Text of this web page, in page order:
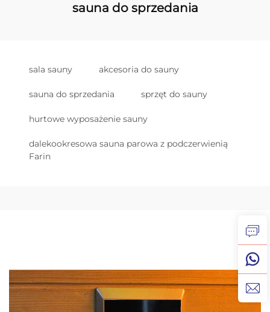
sauna do sprzedania
sala sauny akcesoria do sauny
sauna do sprzedania sprzęt do sauny
hurtowe wyposażenie sauny
dalekookresowa sauna parowa z podczerwienią
Farin